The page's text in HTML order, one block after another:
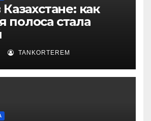
как
полоса стала
TANKORTEREM